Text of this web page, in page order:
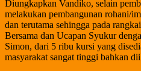
Diungkapkan Vandiko, selain
melakukan pembangunan rohani/
dan terutama sehingga pada
Bersama dan Ucapan Syukur
Simon, dari 5 ribu kursi yang
masyarakat sangat tinggi bahkan